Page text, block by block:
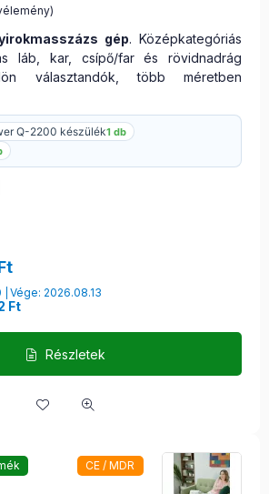
gép. Középkategóriás
láb, kar, csípő/far és rövidnadrág
választandók, több méretben
Q-2200 készülék1 db
Vége: 2026.08.13
Ft
Részletek
CE / MDR